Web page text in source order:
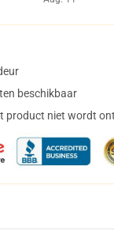
beschikbaar
product niet wordt